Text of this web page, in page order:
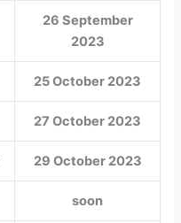
26 September
2023
25 October 2023
27 October 2023
29 October 2023
soon